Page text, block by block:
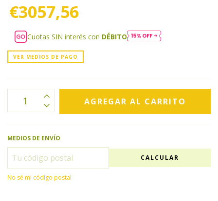
€3057,56
Cuotas SIN interés con DÉBITO
VER MEDIOS DE PAGO
MEDIOS DE ENVÍO
CALCULAR
No sé mi código postal